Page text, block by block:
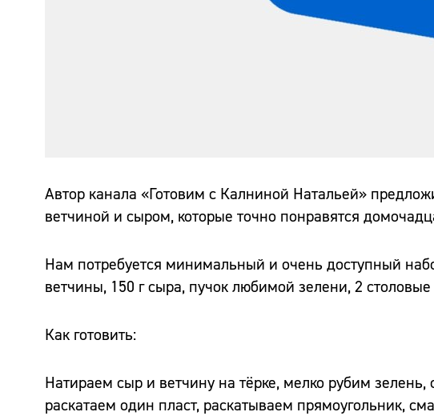
Автор канала «Готовим с Калниной Натальей»
ветчиной и сыром, которые точно понравятся
Нам потребуется минимальный и очень доступный
ветчины, 150 г сыра, пучок любимой зелени, 2
Как готовить:
Натираем сыр и ветчину на тёрке, мелко рубим
раскатаем один пласт, раскатываем прямоугольник,